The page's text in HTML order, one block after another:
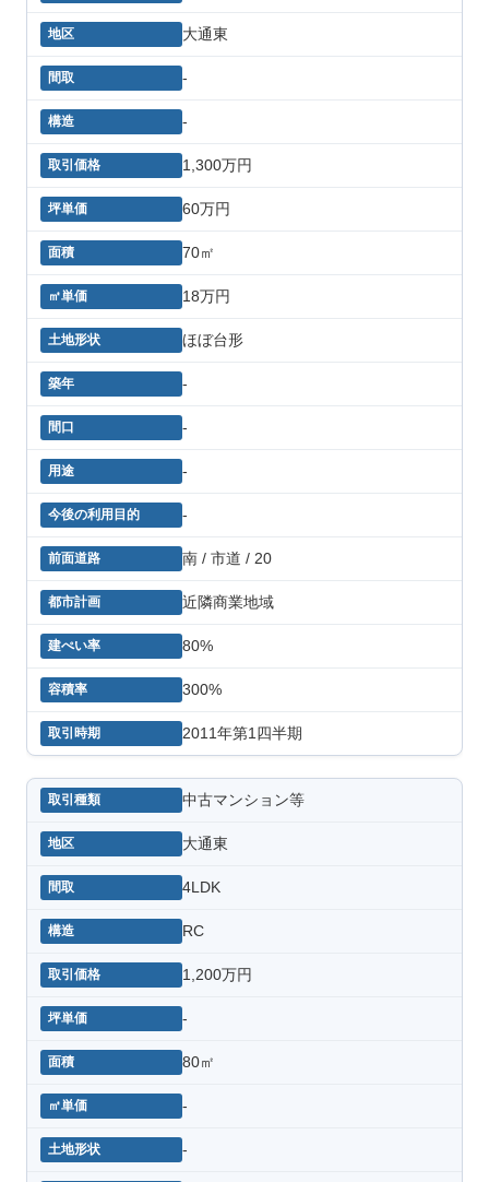
大通東
-
-
1,300万円
60万円
70㎡
18万円
ほぼ台形
-
-
-
-
南 / 市道 / 20
近隣商業地域
80%
300%
2011年第1四半期
中古マンション等
大通東
4LDK
RC
1,200万円
-
80㎡
-
-